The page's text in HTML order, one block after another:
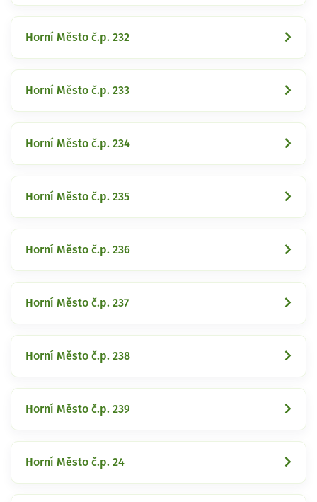
Horní Město č.p. 232
Horní Město č.p. 233
Horní Město č.p. 234
Horní Město č.p. 235
Horní Město č.p. 236
Horní Město č.p. 237
Horní Město č.p. 238
Horní Město č.p. 239
Horní Město č.p. 24